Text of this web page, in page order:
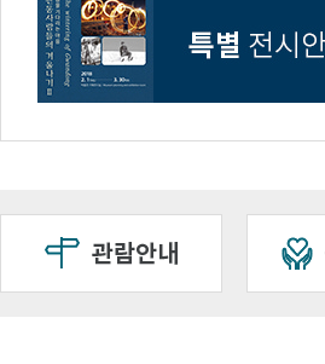
양양 상평초등학교 학생 및 교직원 대학 방문 및 캠퍼스 투어(사범대 지리…